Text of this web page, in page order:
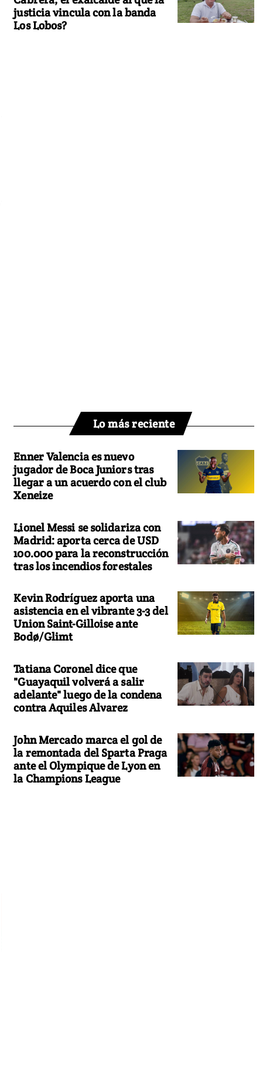
justicia vincula con la banda
Los Lobos?
Lo más reciente
Enner Valencia es nuevo
jugador de Boca Juniors tras
llegar a un acuerdo con el club
Xeneize
Lionel Messi se solidariza con
Madrid: aporta cerca de USD
100.000 para la reconstrucción
tras los incendios forestales
Kevin Rodríguez aporta una
asistencia en el vibrante 3-3 del
Union Saint-Gilloise ante
Bodø/Glimt
Tatiana Coronel dice que
"Guayaquil volverá a salir
adelante" luego de la condena
contra Aquiles Alvarez
John Mercado marca el gol de
la remontada del Sparta Praga
ante el Olympique de Lyon en
la Champions League